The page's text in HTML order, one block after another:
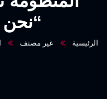
الرئيسية غير مصنف